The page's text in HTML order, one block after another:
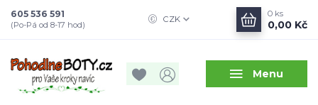
Menu
CZK
605 536 591
(Po-Pá od 8-17 hod)
0 ks
0,00 Kč